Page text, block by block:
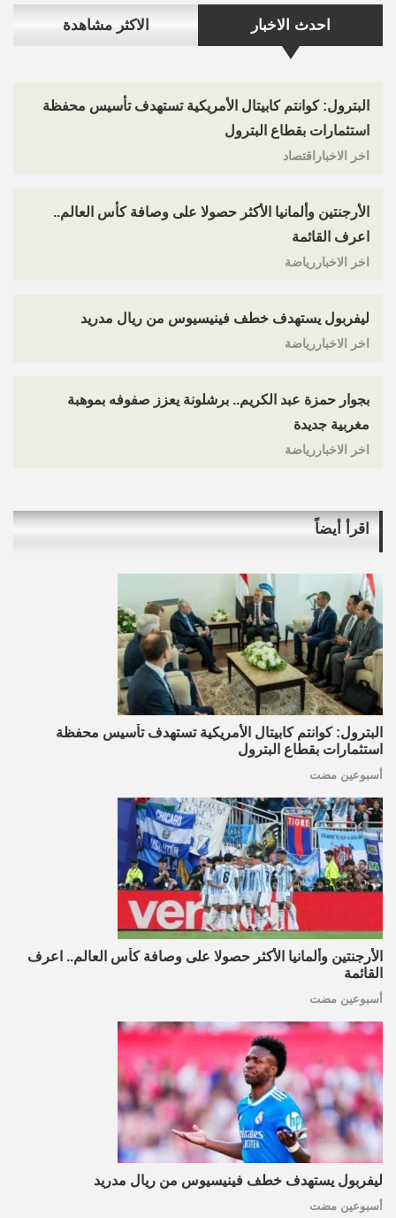
احدث الاخبار الاكثر مشاهدة
البترول: كوانتم كابيتال الأمريكية تستهدف تأسيس محفظة
استثمارات بقطاع البترول
اخر الاخباراقتصاد
الأرجنتين وألمانيا الأكثر حصولا على وصافة كأس العالم..
اعرف القائمة
اخر الاخباررياضة
ليفربول يستهدف خطف فينيسيوس من ريال مدريد
اخر الاخباررياضة
بجوار حمزة عبد الكريم.. برشلونة يعزز صفوفه بموهبة
مغربية جديدة
اخر الاخباررياضة
اقرأ أيضاً
البترول: كوانتم كابيتال الأمريكية تستهدف تأسيس محفظة
استثمارات بقطاع البترول
أسبوعين مضت
الأرجنتين وألمانيا الأكثر حصولا على وصافة كأس العالم.. اعرف
القائمة
أسبوعين مضت
ليفربول يستهدف خطف فينيسيوس من ريال مدريد
أسبوعين مضت